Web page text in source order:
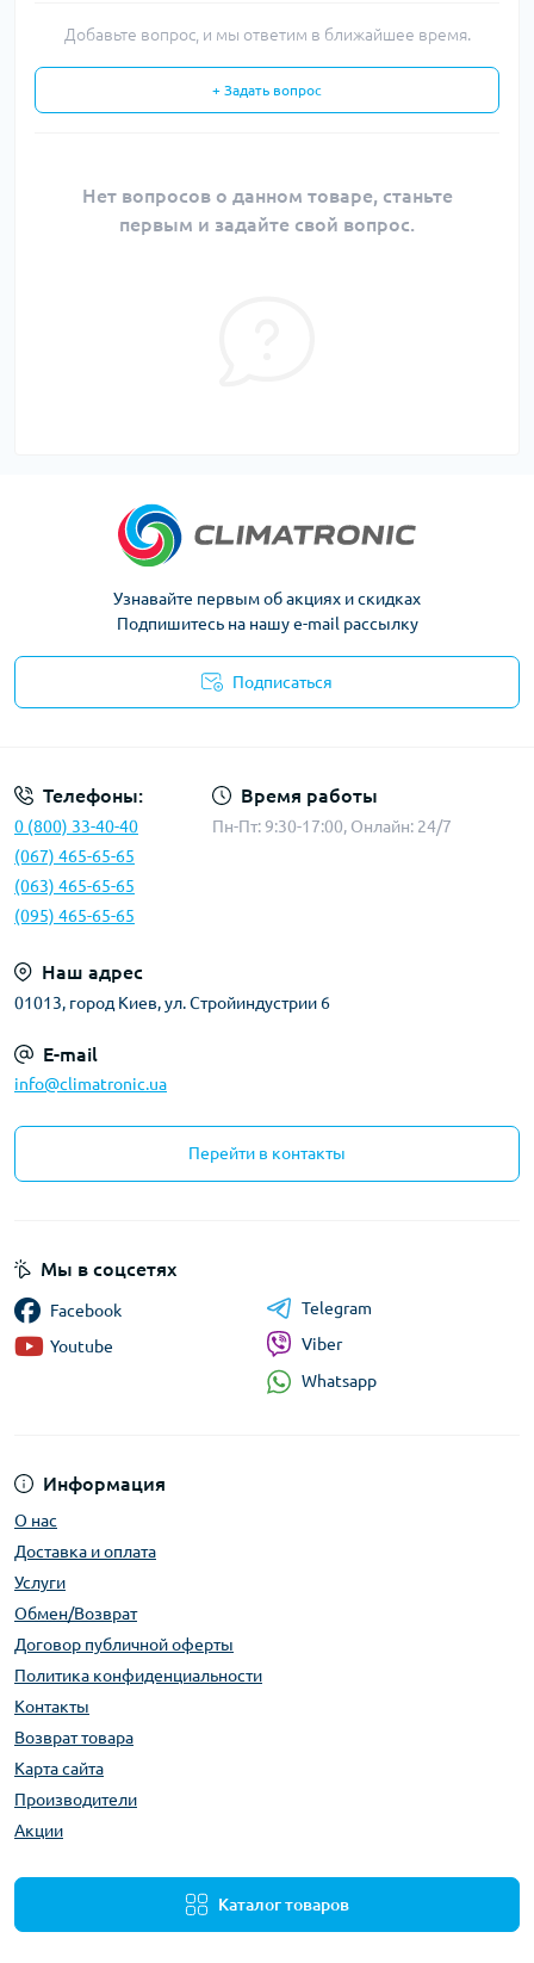
Добавьте вопрос, и мы ответим в ближайшее время.
+ Задать вопрос
Нет вопросов о данном товаре, станьте
первым и задайте свой вопрос.
Узнавайте первым об акциях и скидках
Подпишитесь на нашу e-mail рассылку
Подписаться
Телефоны:
0 (800) 33-40-40
(067) 465-65-65
(063) 465-65-65
(095) 465-65-65
Время работы
Пн-Пт: 9:30-17:00, Онлайн: 24/7
Наш адрес
01013, город Киев, ул. Стройиндустрии 6
E-mail
info@climatronic.ua
Перейти в контакты
Информация
О нас
Доставка и оплата
Услуги
Обмен/Возврат
Договор публичной оферты
Политика конфиденциальности
Контакты
Возврат товара
Карта сайта
Производители
Акции
Каталог товаров
Мы в соцсетях
Facebook
Youtube
Telegram
Viber
Whatsapp